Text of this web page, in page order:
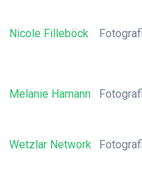
Nicole Filleböck
Melanie Hamann
Wetzlar Network